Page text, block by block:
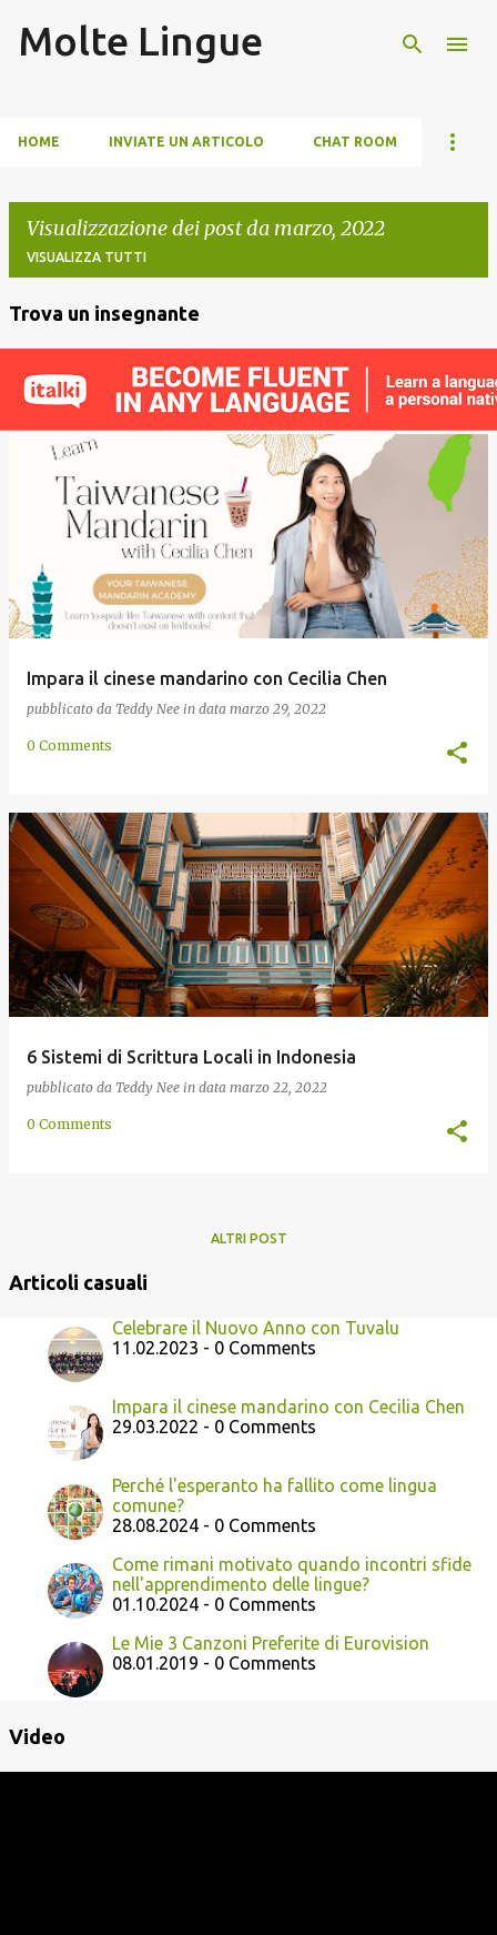
Molte Lingue
HOME INVIATE UN ARTICOLO CHAT ROOM
Visualizzazione dei post da marzo, 2022
VISUALIZZA TUTTI
t
Trova un insegnante
Impara il cinese mandarino con Cecilia Chen
pubblicato da Teddy Nee in data marzo 29, 2022
0 Comments
6 Sistemi di Scrittura Locali in Indonesia
pubblicato da Teddy Nee in data marzo 22, 2022
0 Comments
ALTRI POST
Articoli casuali
Celebrare il Nuovo Anno con Tuvalu
11.02.2023 - 0 Comments
Impara il cinese mandarino con Cecilia Chen
29.03.2022 - 0 Comments
Perché l'esperanto ha fallito come lingua
comune?
28.08.2024 - 0 Comments
Come rimani motivato quando incontri sfide
nell'apprendimento delle lingue?
01.10.2024 - 0 Comments
Le Mie 3 Canzoni Preferite di Eurovision
08.01.2019 - 0 Comments
Video